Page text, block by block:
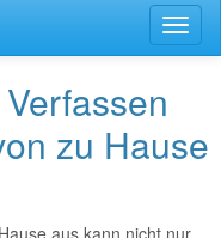
zu Hause